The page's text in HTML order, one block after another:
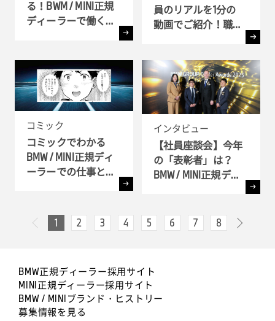
る！BWM / MINI正規
ディーラーで働く理
員のリアルを1分の
動画でご紹介！職種
コミック
コミックでわかる
BMW / MINI正規ディ
ーラーでの仕事とキ
インタビュー
【社員座談会】今年
の「表彰者」は？
BMW / MINI正規ディ
) へ潜入
1 2 3 4 5 6 7 8
BMW正規ディーラー採用サイト
MINI正規ディーラー採用サイト
BMW / MINIブランド・ヒストリー
募集情報を見る